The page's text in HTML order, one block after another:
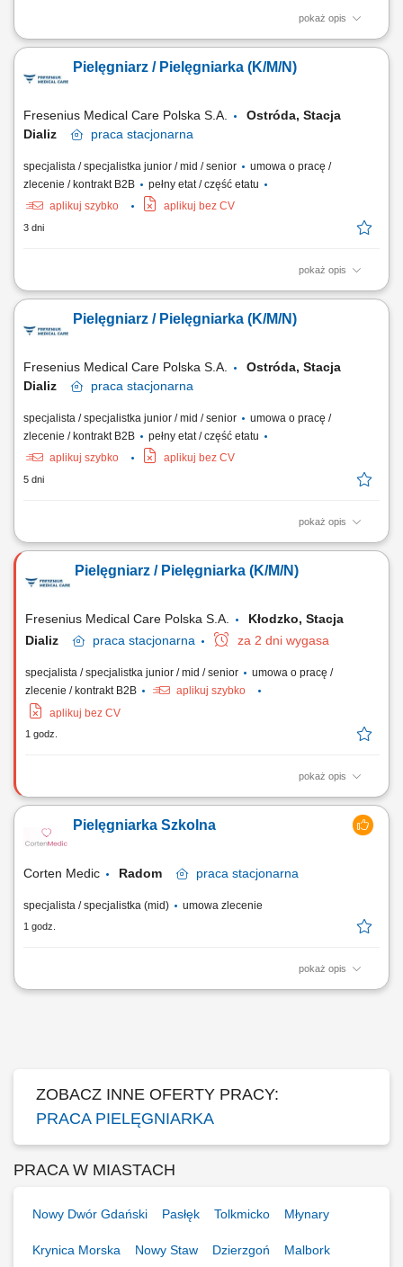
pokaż opis
Prowadzenie kursu / szkolenia z zakresu - Pierwsza pomoc
działania: cała Polska;
Pielęgniarz / Pielęgniarka (K/M/N)
Fresenius Medical Care Polska S.A.
Ostróda, Stacja
Dializ
praca stacjonarna
specjalista / specjalistka junior / mid / senior
umowa o pracę /
zlecenie / kontrakt B2B
pełny etat / część etatu
aplikuj szybko
aplikuj bez CV
3 dni
pokaż opis
Zakres obowiązków: Przygotowywanie stanowiska, aparatury
przygotowywanie pacjenta do dializy (pomiar parametrów życiowych,
ocena dostępu naczyniowego) Podłączanie zabiegu dializy przez
Pielęgniarz / Pielęgniarka (K/M/N)
Fresenius Medical Care Polska S.A.
Ostróda, Stacja
Dializ
praca stacjonarna
specjalista / specjalistka junior / mid / senior
umowa o pracę /
zlecenie / kontrakt B2B
pełny etat / część etatu
aplikuj szybko
aplikuj bez CV
5 dni
pokaż opis
Opis stanowiska: Dokumentowanie przebiegu dializy i procesów
przygotowanie maszyny do dializy oraz dializatora; Przygotowanie
pacjenta do dializy zgodnie z obowiązującym protokołem (kontrola
Pielęgniarz / Pielęgniarka (K/M/N)
Fresenius Medical Care Polska S.A.
Kłodzko, Stacja
Dializ
praca stacjonarna za 2 dni wygasa
specjalista / specjalistka junior / mid / senior
umowa o pracę /
zlecenie / kontrakt B2B
aplikuj szybko
aplikuj bez CV
1 godz.
pokaż opis
Zadania na stanowisku: Przygotowywanie aparatury, maszyn
stanu pacjenta przed zabiegiem zgodnie z procedurami (parametry
życiowe, higiena, dostęp naczyniowy) Realizacja procedury
Pielęgniarka Szkolna
Corten Medic Radom praca stacjonarna
specjalista / specjalistka (mid) umowa zlecenie
1 godz.
pokaż opis
Opis stanowiska: Sprawowanie kompleksowej opieki pielęgniarskiej
ZOBACZ INNE OFERTY PRACY:
PRACA PIELĘGNIARKA
PRACA W MIASTACH
Nowy Dwór Gdański Pasłęk Tolkmicko Młynary
Krynica Morska Nowy Staw Dzierzgoń Malbork